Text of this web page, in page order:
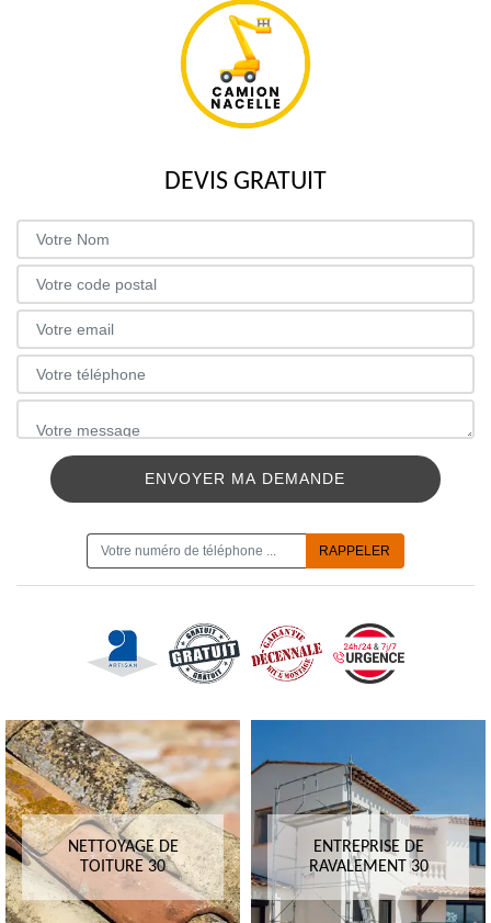
DEVIS GRATUIT
NETTOYAGE DE
TOITURE 30
ENTREPRISE DE
RAVALEMENT 30